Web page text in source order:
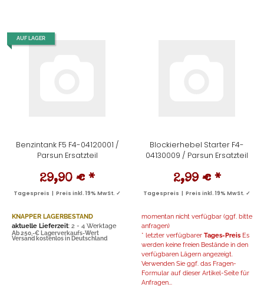
AUF LAGER
Benzintank F5 F4-04120001 /
Parsun Ersatzteil
29,90 € *
Tagespreis | Preis inkl. 19% MwSt. ✓
KNAPPER LAGERBESTAND
aktuelle Lieferzeit: 2 - 4 Werktage
Ab 250,-€ Lagerverkaufs-Wert
Versand kostenlos in Deutschland
Blockierhebel Starter F4-
04130009 / Parsun Ersatzteil
2,99 € *
Tagespreis | Preis inkl. 19% MwSt. ✓
momentan nicht verfügbar (ggf. bitte
anfragen)
* letzter verfügbarer Tages-Preis Es
werden keine freien Bestände in den
verfügbaren Lägern angezeigt.
Verwenden Sie ggf. das Fragen-
Formular auf dieser Artikel-Seite für
Anfragen...